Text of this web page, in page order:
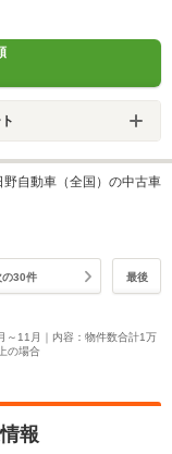
野自動車（全国）の中古車
の30件 最後
～11月｜内容：物件数合計1万
の場合
報